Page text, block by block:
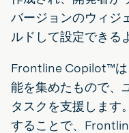
バージョンのウィジ
ルドして設定できる
Frontline Copilot™は
能を集めたもので、
タスクを支援します
することで、